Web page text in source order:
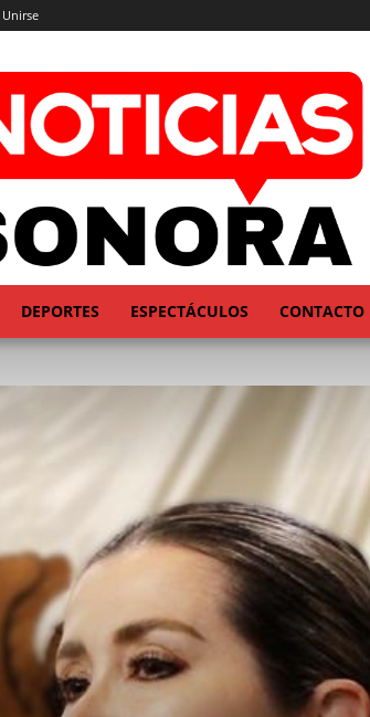
Unirse
DEPORTES ESPECTÁCULOS CONTACTO